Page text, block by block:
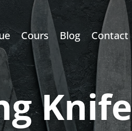
Cours Blog Contact
Knife